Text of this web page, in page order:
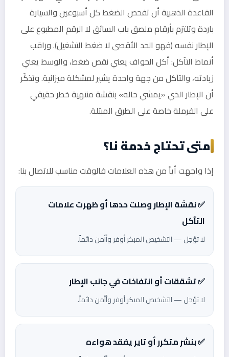
القاعدة الذهبية أن تفحص الضغط كل أسبوعين والسيارة
باردة وتلتزم بأرقام ملصق باب السائق لا الرقم المطبوع على
الإطار نفسه (فهو الحد الأقصى لا ضغط التشغيل). وراقب
أنماط التآكل: أكل الحواف يعني نقص ضغط، والوسط يعني
زيادته، والتآكل من جهة واحدة يشير لمشكلة ميزانية. وتذكّر
أن الإطار الذي «يمشي حاله» بنقشة منتهية خطر حقيقي
على الفرملة خاصة على الطرق المبتلة.
متى تحتاج خدمة نا؟
إذا واجهت أياً من هذه العلامات فالوقت مناسب للاتصال بنا:
✅ نقشة الإطار وصلت حدها أو ظهرت علامات
التآكل
لا تؤجل — التشخيص المبكر أوفر وأأمن دائماً.
✅ تشققات أو انتفاخات في جانب الإطار
لا تؤجل — التشخيص المبكر أوفر وأأمن دائماً.
✅ بنشر متكرر أو تاير يفقد هواءه